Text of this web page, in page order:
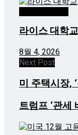
라이스 대학
8월 4, 2026
Next Post
미 주택시장,
트럼프 ‘관세